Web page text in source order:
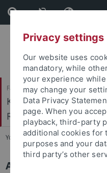
Skip
to
content
Skip
to
footer
Faculty of Catholic Theology
Kath. Institut für
Religionspädagogik
You are here: Home ...
Aktuelles
Privacy settings
Our website uses
mandatory, while
your experience
may change your
Data Privacy
page. When you
playback, third-party
additional cookies for
purposes and your
third party’s other